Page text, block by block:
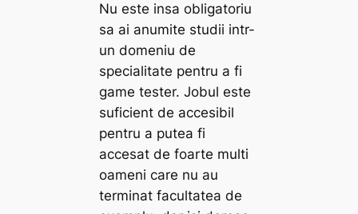
Nu este insa obligatoriu
sa ai anumite studii intr-
un domeniu de
specialitate pentru a fi
game tester. Jobul este
suficient de accesibil
pentru a putea fi
accesat de foarte multi
oameni care nu au
terminat facultatea de